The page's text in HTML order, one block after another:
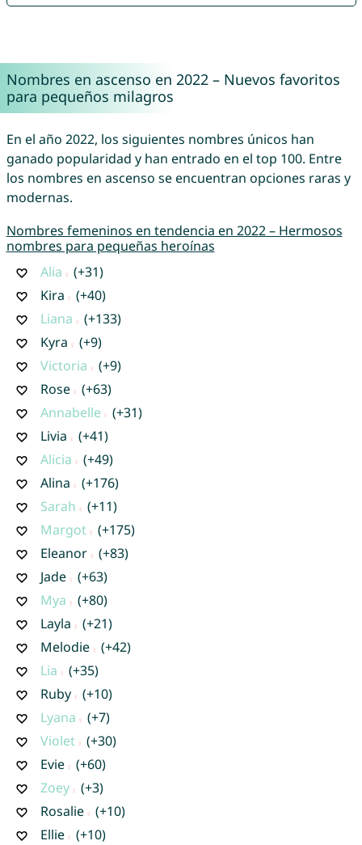
Nombres en ascenso en 2022 – Nuevos favoritos
para pequeños milagros
En el año 2022, los siguientes nombres únicos han
ganado popularidad y han entrado en el top 100. Entre
los nombres en ascenso se encuentran opciones raras y
modernas.
Nombres femeninos en tendencia en 2022 – Hermosos
nombres para pequeñas heroínas
Alia
(+31)
Kira
(+40)
Liana
(+133)
Kyra
(+9)
Victoria
(+9)
Rose
(+63)
Annabelle
(+31)
Livia
(+41)
Alicia
(+49)
Alina
(+176)
Sarah
(+11)
Margot
(+175)
Eleanor
(+83)
Jade
(+63)
Mya
(+80)
Layla
(+21)
Melodie
(+42)
Lia
(+35)
Ruby
(+10)
Lyana
(+7)
Violet
(+30)
Evie
(+60)
Zoey
(+3)
Rosalie
(+10)
Ellie
(+10)